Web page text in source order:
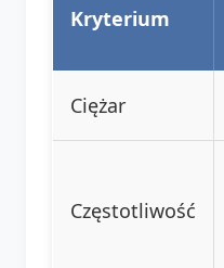
Kryterium
Ciężar
Częstotliwość